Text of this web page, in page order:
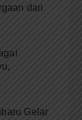
dari
Gelar